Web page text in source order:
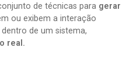
de técnicas para gerar
ou exibem a interação
de um sistema,
real.